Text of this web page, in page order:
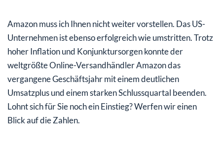
Amazon mit zuversichtlicher Prognose
Amazon muss ich Ihnen nicht weiter vorstellen. Das US-
Unternehmen ist ebenso erfolgreich wie umstritten. Trotz
hoher Inflation und Konjunktursorgen konnte der
weltgrößte Online-Versandhändler Amazon das
vergangene Geschäftsjahr mit einem deutlichen
Umsatzplus und einem starken Schlussquartal beenden.
Lohnt sich für Sie noch ein Einstieg? Werfen wir einen
Blick auf die Zahlen.